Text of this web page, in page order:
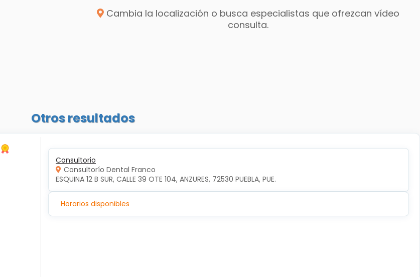
Cambia la localización o busca especialistas que ofrezcan vídeo
consulta.
Otros resultados
Consultorio
Consultorío Dental Franco
ESQUINA 12 B SUR, CALLE 39 OTE 104, ANZURES, 72530 PUEBLA, PUE.
Horarios disponibles